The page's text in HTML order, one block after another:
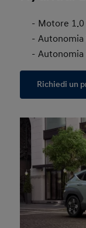
Motore 1.0
Autonomia
Autonomia
Richiedi un